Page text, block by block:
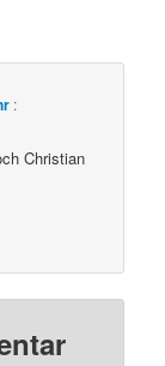
:
Christian